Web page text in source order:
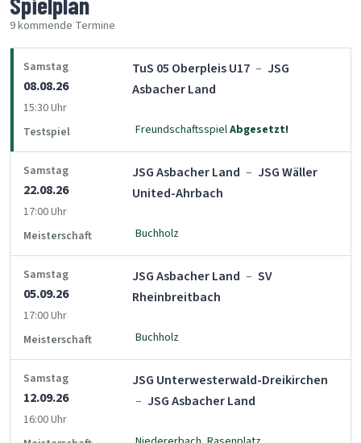
9 kommende Termine
Samstag
08.08.26
15:30 Uhr
TuS 05 Oberpleis U17 – JSG
Asbacher Land
Testspiel FreundschaftsspielAbgesetzt!
Samstag
22.08.26
17:00 Uhr
JSG Asbacher Land – JSG Wäller
United-Ahrbach
Meisterschaft Buchholz
Samstag
05.09.26
17:00 Uhr
JSG Asbacher Land – SV
Rheinbreitbach
Meisterschaft Buchholz
Samstag
12.09.26
16:00 Uhr
JSG Unterwesterwald-Dreikirchen
– JSG Asbacher Land